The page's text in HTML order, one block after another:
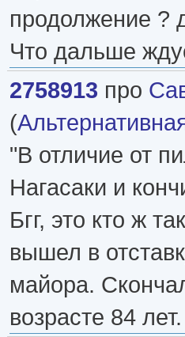
продолжение ?
Что дальше
2758913 про
(
"В отличие от
Нагасаки и
Бгг, это кто ж
вышел в
майора.
возрасте 84